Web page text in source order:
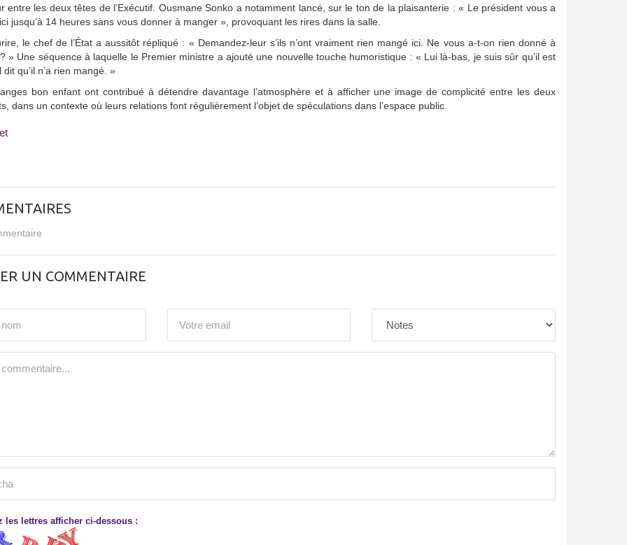
entre les deux têtes de l’Exécutif. Ousmane Sonko a notamment lancé, sur le ton de la plaisanterie : « Le président vous a
jusqu’à 14 heures sans vous donner à manger », provoquant les rires dans la salle.
le chef de l’État a aussitôt répliqué : « Demandez-leur s’ils n’ont vraiment rien mangé ici. Ne vous a-t-on rien donné à
» Une séquence à laquelle le Premier ministre a ajouté une nouvelle touche humoristique : « Lui là-bas, je suis sûr qu’il est
qu’il n’a rien mangé. »
bon enfant ont contribué à détendre davantage l’atmosphère et à afficher une image de complicité entre les deux
dans un contexte où leurs relations font régulièrement l’objet de spéculations dans l’espace public.
UN COMMENTAIRE
les lettres afficher ci-dessous :